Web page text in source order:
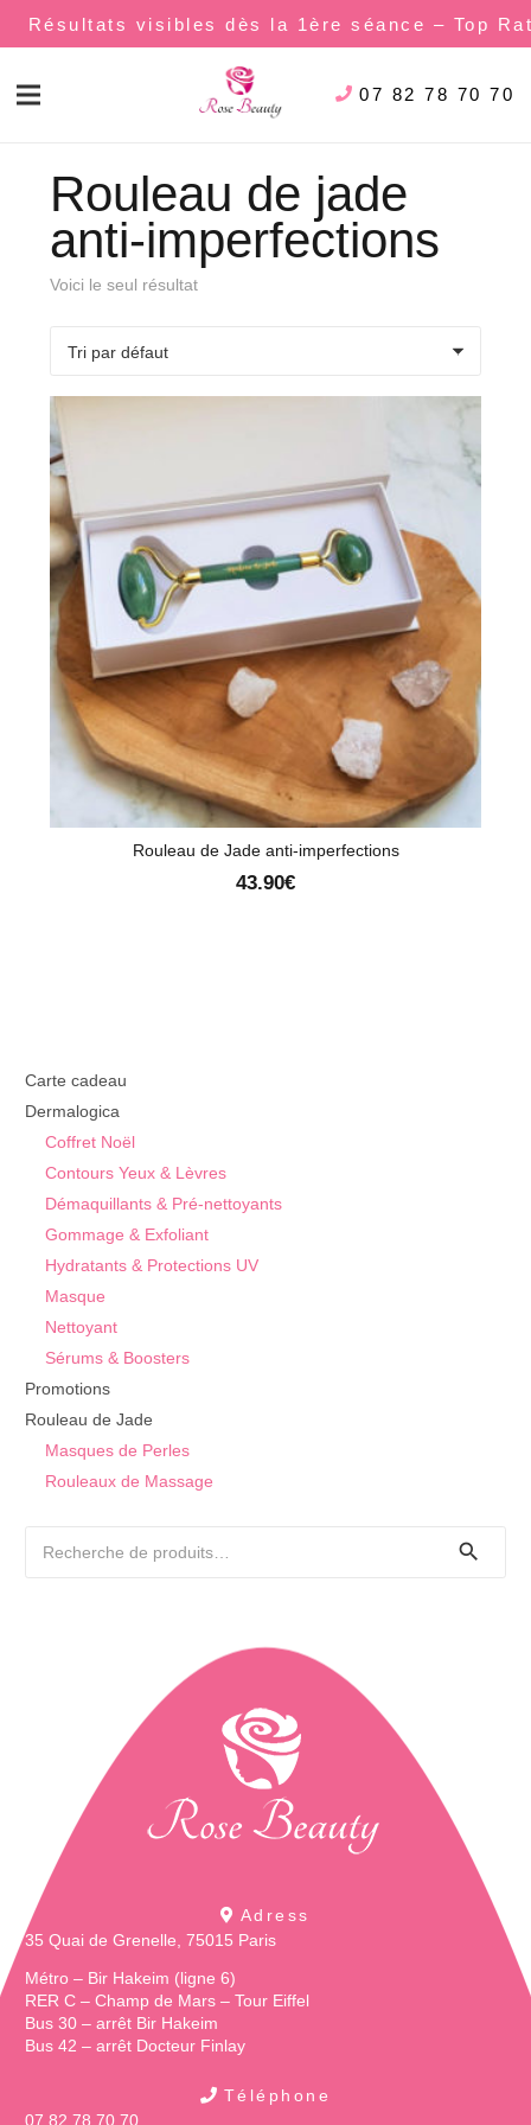
Résultats visibles dès la 1ère séance – Top
07 82 78 70 70
Rouleau de jade
anti-imperfections
Voici le seul résultat
Rouleau de Jade anti-imperfections
43.90€
Carte cadeau
Dermalogica
Coffret Noël
Contours Yeux & Lèvres
Démaquillants & Pré-nettoyants
Gommage & Exfoliant
Hydratants & Protections UV
Masque
Nettoyant
Sérums & Boosters
Promotions
Rouleau de Jade
Masques de Perles
Rouleaux de Massage
Adress
35 Quai de Grenelle, 75015 Paris
Métro – Bir Hakeim (ligne 6)
RER C – Champ de Mars – Tour Eiffel
Bus 30 – arrêt Bir Hakeim
Bus 42 – arrêt Docteur Finlay
Téléphone
07 82 78 70 70